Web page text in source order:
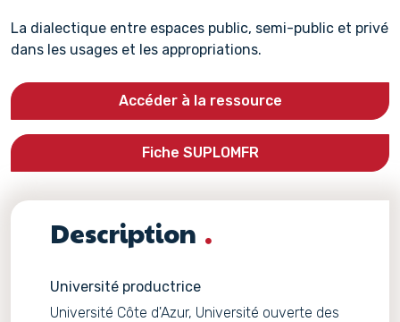
La dialectique entre espaces public, semi-public et privé
dans les usages et les appropriations.
Accéder à la ressource
Fiche SUPLOMFR
Description
Université productrice
Université Côte d'Azur, Université ouverte des